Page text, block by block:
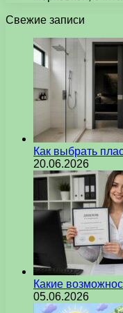
Свежие записи
Как выбрать
20.06.2026
Какие
05.06.2026